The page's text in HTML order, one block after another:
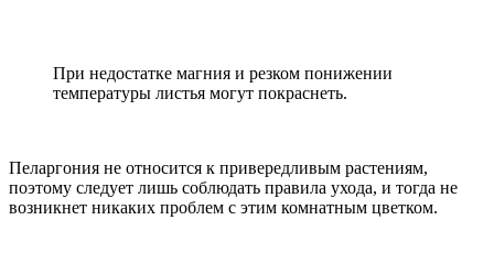
При недостатке магния и резком понижении
температуры листья могут покраснеть.
Пеларгония не относится к привередливым растениям,
поэтому следует лишь соблюдать правила ухода, и тогда не
возникнет никаких проблем с этим комнатным цветком.